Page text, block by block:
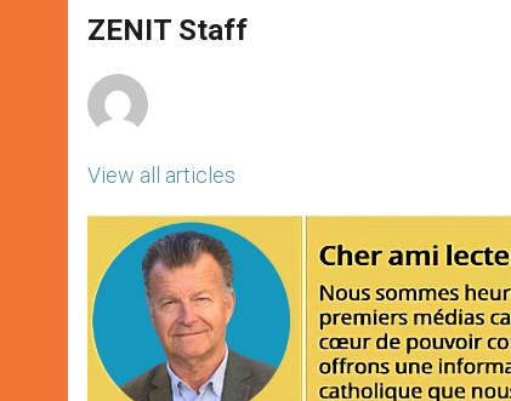
p
p
g
e
o
k
ZENIT Staff
View all articles